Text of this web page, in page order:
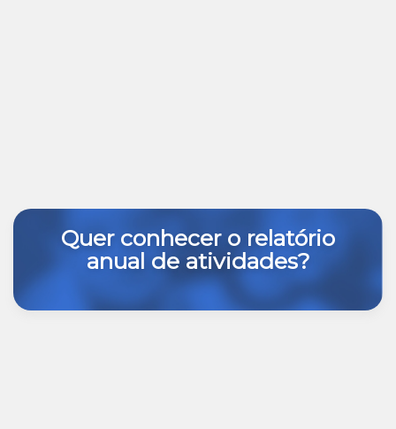
Quer conhecer o relatório
anual de atividades?